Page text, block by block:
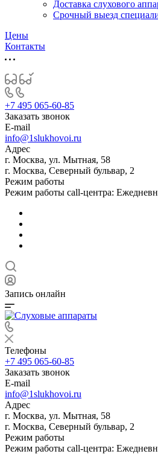
Доставка слухового
Срочный выезд
Цены
Контакты
+7 495 065-60-85
Заказать звонок
E-mail
info@1slukhovoi.ru
Адрес
г. Москва, ул. Мытная, 58
г. Москва, Северный бульвар, 2
Режим работы
Режим работы call-центра:
Запись онлайн
Телефоны
+7 495 065-60-85
Заказать звонок
E-mail
info@1slukhovoi.ru
Адрес
г. Москва, ул. Мытная, 58
г. Москва, Северный бульвар, 2
Режим работы
Режим работы call-центра: